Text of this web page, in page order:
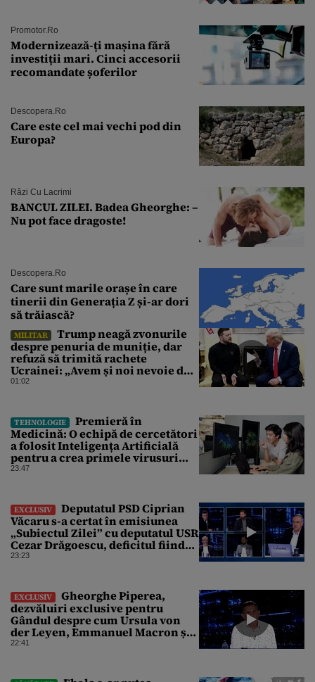
Promotor.ro
Modernizează-ți mașina fără
investiții mari. Cinci accesorii
recomandate șoferilor
Descopera.ro
Care este cel mai vechi pod din
Europa?
Râzi Cu Lacrimi
BANCUL ZILEI. Badea Gheorghe: –
Nu pot face dragoste!
Descopera.ro
Care sunt marile orașe în care
tinerii din Generația Z și-ar dori
să trăiască?
MILITAR
Trump neagă zvonurile
despre penuria de muniție, dar
refuză să trimită rachete
Ucrainei: „Avem și noi nevoie de
rachete”
01:02
TEHNOLOGIE
Premieră în
Medicină: O echipă de cercetători
a folosit Inteligența Artificială
pentru a crea primele virusuri
sintetice la tratarea de E.coli
23:47
EXCLUSIV
Deputatul PSD Ciprian
Văcaru s-a certat în emisiunea
„Subiectul Zilei” cu deputatul USR
Cezar Drăgoescu, deficitul fiind
motivul scandalului
23:23
EXCLUSIV
Gheorghe Piperea,
dezvăluiri exclusive pentru
Gândul despre cum Ursula von
der Leyen, Emmanuel Macron și
Zelenski plănuiesc pe Signal să îl
22:41